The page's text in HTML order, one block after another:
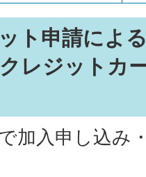
ト申請によ
レジットカ
加入申し込み